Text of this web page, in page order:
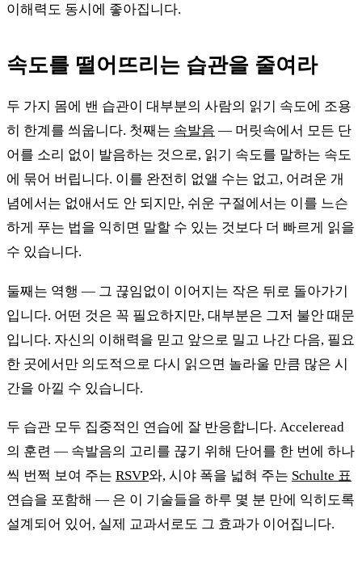
이해력도 동시에 좋아집니다.
속도를 떨어뜨리는 습관을 줄여라
두 가지 몸에 밴 습관이 대부분의 사람의 읽기 속도에 조용
히 한계를 씌웁니다. 첫째는 속발음 — 머릿속에서 모든 단
어를 소리 없이 발음하는 것으로, 읽기 속도를 말하는 속도
에 묶어 버립니다. 이를 완전히 없앨 수는 없고, 어려운 개
념에서는 없애서도 안 되지만, 쉬운 구절에서는 이를 느슨
하게 푸는 법을 익히면 말할 수 있는 것보다 더 빠르게 읽을
수 있습니다.
둘째는 역행 — 그 끊임없이 이어지는 작은 뒤로 돌아가기
입니다. 어떤 것은 꼭 필요하지만, 대부분은 그저 불안 때문
입니다. 자신의 이해력을 믿고 앞으로 밀고 나간 다음, 필요
한 곳에서만 의도적으로 다시 읽으면 놀라울 만큼 많은 시
간을 아낄 수 있습니다.
두 습관 모두 집중적인 연습에 잘 반응합니다. Acceleread
의 훈련 — 속발음의 고리를 끊기 위해 단어를 한 번에 하나
씩 번쩍 보여 주는 RSVP와, 시야 폭을 넓혀 주는 Schulte 표
연습을 포함해 — 은 이 기술들을 하루 몇 분 만에 익히도록
설계되어 있어, 실제 교과서로도 그 효과가 이어집니다.